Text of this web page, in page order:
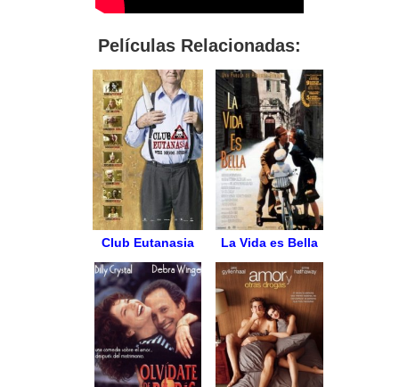
Películas Relacionadas:
Club Eutanasia La Vida es Bella